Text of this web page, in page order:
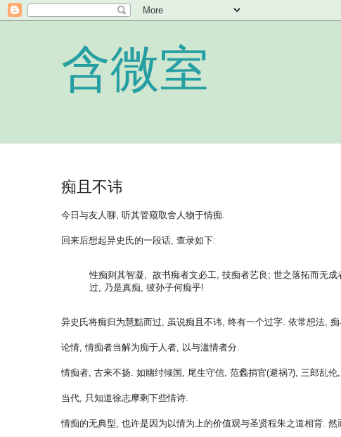
含微室
痴且不讳
今日与友人聊, 听其管窥取舍人物于情痴.
回来后想起异史氏的一段话, 查录如下:
性痴则其智凝, 故书痴者文必工, 技痴者艺良; 世之落拓而无
过, 乃是真痴, 彼孙子何痴乎!
异史氏将痴归为慧黠而过, 虽说痴且不讳, 终有一个过字. 依常想法,
论情, 情痴者当解为痴于人者, 以与滥情者分.
情痴者, 古来不扬. 如幽纣倾国, 尾生守信, 范蠡捐官(避祸?), 三郎乱
当代, 只知道徐志摩剩下些情诗.
情痴的无典型, 也许是因为以情为上的价值观与圣贤程朱之道相背.